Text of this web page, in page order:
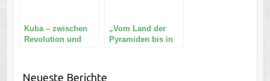
Kuba – zwischen
Revolution und
„Vom Land der
Pyramiden bis in
Neueste Berichte